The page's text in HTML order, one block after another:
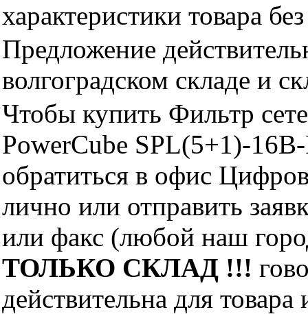
характеристики товара
Предложение
волгоградском складе и
Чтобы купить Фильтр
PowerCube SPL(5+1)-
обратиться в офис
лично или отправить
или факс (любой наш
ТОЛЬКО СКЛАД !!!
действительна для